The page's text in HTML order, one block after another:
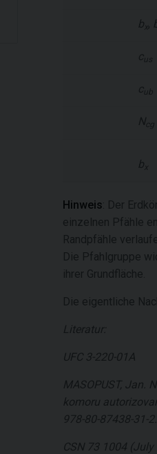
b ,
c us
c ub
N cg
b
Hinweis : Der
einzelnen Pfähle
Randpfähle
Die Pfahlgruppe
ihrer Grundfläche.
Die eigentliche
Literatur:
UFC 3-220-01A
MASOPUST, Jan.
komoru
978-80-87438-31-2.
CSN 73 1004 (July